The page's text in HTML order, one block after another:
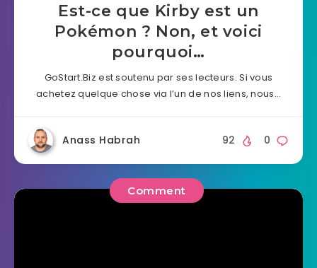
Est-ce que Kirby est un
Pokémon ? Non, et voici
pourquoi…
GoStart.Biz est soutenu par ses lecteurs. Si vous
achetez quelque chose via l’un de nos liens, nous…
Anass Habrah 0
92
Comment